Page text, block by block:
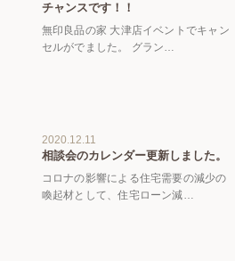
チャンスです！！
無印良品の家 大津店イベントでキャン
セルがでました。 グラン…
2020.12.11
相談会のカレンダー更新しました。
コロナの影響による住宅需要の減少の
喚起材として、住宅ローン減…